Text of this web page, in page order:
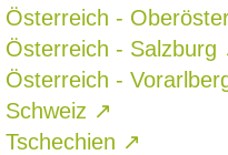
Österreich -
Österreich - Salzburg
Österreich -
Schweiz ↗
Tschechien ↗